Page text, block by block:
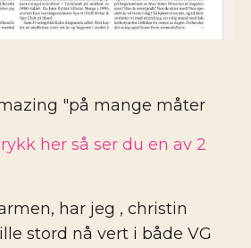
"på mange måter
her så ser du en av 2
har jeg , christin
stord nå vert i både VG